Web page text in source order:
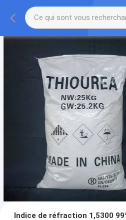
Indice de réfraction 1,5300